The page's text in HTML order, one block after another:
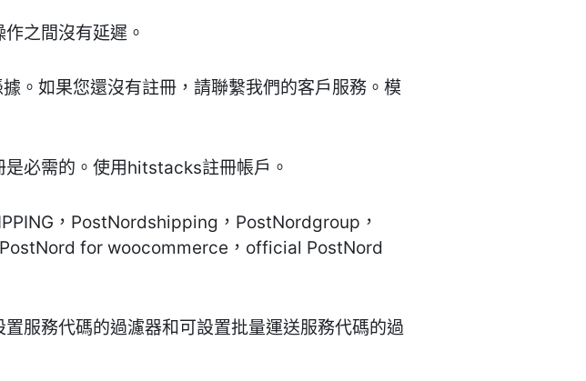
之間沒有延遲。
。如果您還沒有註冊，請聯繫我們的客戶服務。模
必需的。使用hitstacks註冊帳戶。
，PostNordshipping，PostNordgroup，
for woocommerce，official PostNord
服務代碼的過濾器和可設置批量運送服務代碼的過